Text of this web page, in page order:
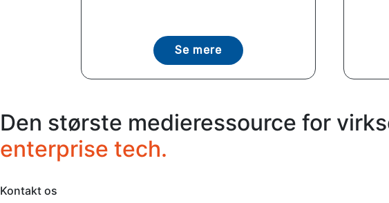
Se mere
Den største medieressource for
enterprise tech.
Kontakt os